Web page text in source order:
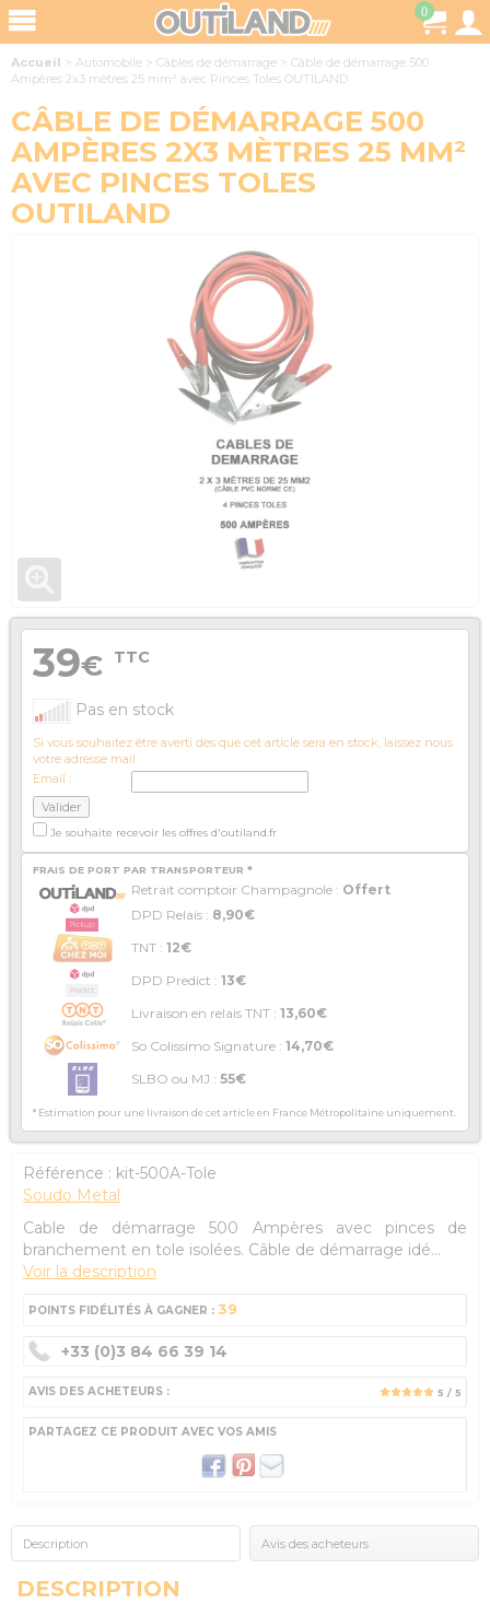
0
Accueil > Automobile > Câbles de démarrage > Câble de démarrage 500
Ampères 2x3 mètres 25 mm² avec Pinces Toles OUTILAND
CÂBLE DE DÉMARRAGE 500
AMPÈRES 2X3 MÈTRES 25 MM²
AVEC PINCES TOLES
OUTILAND
39€ TTC
Pas en stock
Si vous souhaitez être averti dès que cet article sera en stock, laissez nous
votre adresse mail.
Email :
Je souhaite recevoir les offres d'outiland.fr
FRAIS DE PORT PAR TRANSPORTEUR *
Retrait comptoir Champagnole : Offert
DPD Relais : 8,90€
TNT : 12€
DPD Predict : 13€
Livraison en relais TNT : 13,60€
So Colissimo Signature : 14,70€
SLBO ou MJ : 55€
* Estimation pour une livraison de cet article en France Métropolitaine uniquement.
Référence : kit-500A-Tole
Soudo Metal
Cable de démarrage 500 Ampères avec pinces de
branchement en tole isolées. Câble de démarrage idé...
Voir la description
POINTS FIDÉLITÉS À GAGNER : 39
+33 (0)3 84 66 39 14
AVIS DES ACHETEURS : 5 / 5
PARTAGEZ CE PRODUIT AVEC VOS AMIS
Description Avis des acheteurs
DESCRIPTION